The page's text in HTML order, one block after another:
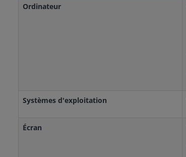
Ordinateur
Systèmes d'exploitation
Écran